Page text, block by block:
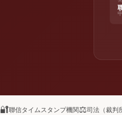
🔐聯信タイムスタンプ機関⚖️司法（裁判